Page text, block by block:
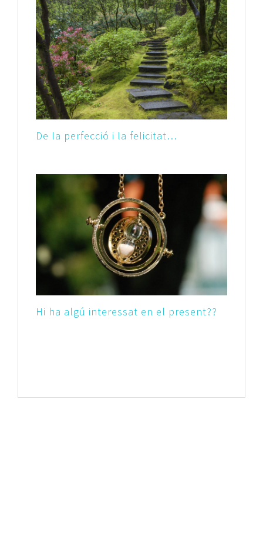
De la perfecció i la felicitat…
Hi ha algú interessat en el present??